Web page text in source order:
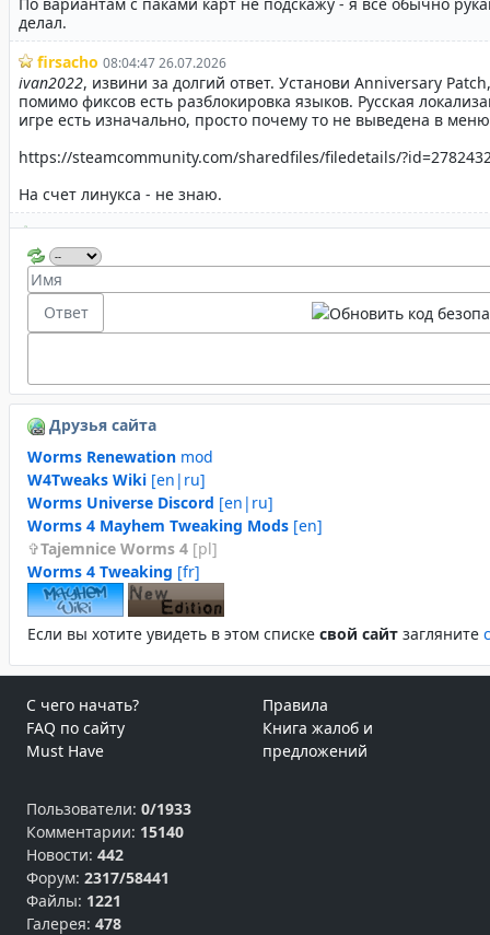
Друзья сайта
Worms Renewation mod
W4Tweaks Wiki [en|ru]
Worms Universe Discord [en|ru]
Worms 4 Mayhem Tweaking Mods [en]
Tajemnice Worms 4 [pl]
Worms 4 Tweaking [fr]
Если вы хотите увидеть в этом спиcке свой сайт загляните
С чего начать?
FAQ по сайту
Must Have
Правила
Книга жалоб и
предложений
Пользователи: 0/1933
Комментарии: 15140
Новости: 442
Форум: 2317/58441
Файлы: 1221
Галерея: 478